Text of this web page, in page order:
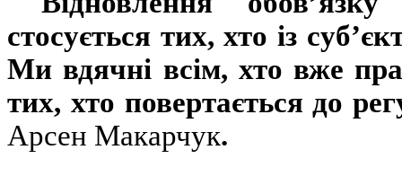
стосується тих, хто із
Ми вдячні всім, хто вже
тих, хто повертається до
Арсен Макарчук.